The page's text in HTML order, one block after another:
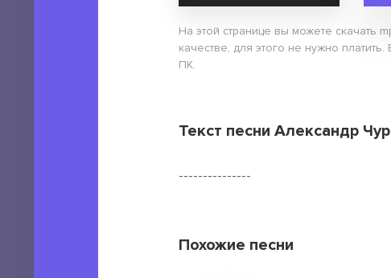
На этой странице вы можете скачать
качестве, для этого не нужно
ПК.
Текст песни Александр
---------------
Похожие песни